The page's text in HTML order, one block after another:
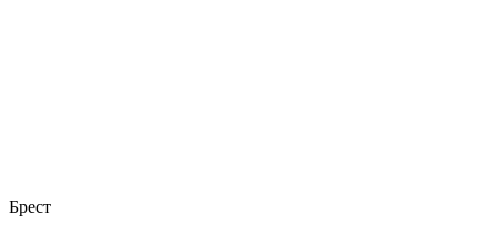
Брест